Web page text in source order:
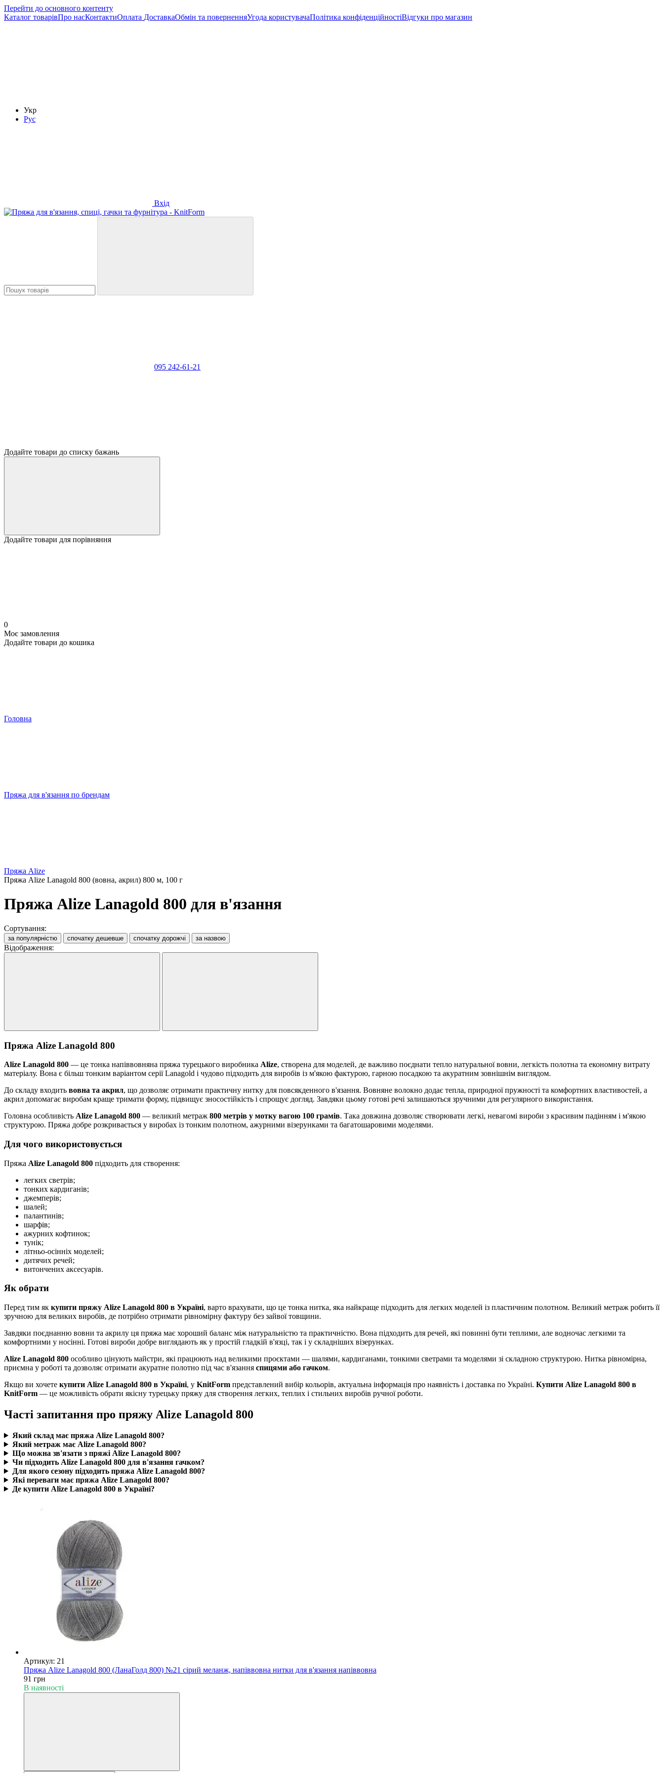
Перейти до основного контенту
Каталог товарівПро насКонтактиОплата ДоставкаОбмін та поверненняУгода користувачаПолітика конфіденційностіВідгуки про магазин
Укр
Рус
Вхід
095 242-61-21
Додайте товари до списку бажань
Додайте товари для порівняння
0
Моє замовлення
Додайте товари до кошика
Головна
Пряжа для в'язання по брендам
Пряжа Alize
Пряжа Alize Lanagold 800 (вовна, акрил) 800 м, 100 г
Пряжа Alize Lanagold 800 для в'язання
Сортування:
за популярністю спочатку дешевше спочатку дорожчі за назвою
Відображення:
Пряжа Alize Lanagold 800
Alize Lanagold 800 — це тонка напіввовняна пряжа турецького виробника Alize, створена для моделей, де важливо поєднати тепло натуральної вовни, легкість полотна та економну витрату
матеріалу. Вона є більш тонким варіантом серії Lanagold і чудово підходить для виробів із м'якою фактурою, гарною посадкою та акуратним зовнішнім виглядом.
До складу входить вовна та акрил, що дозволяє отримати практичну нитку для повсякденного в'язання. Вовняне волокно додає тепла, природної пружності та комфортних властивостей, а
акрил допомагає виробам краще тримати форму, підвищує зносостійкість і спрощує догляд. Завдяки цьому готові речі залишаються зручними для регулярного використання.
Головна особливість Alize Lanagold 800 — великий метраж 800 метрів у мотку вагою 100 грамів. Така довжина дозволяє створювати легкі, невагомі вироби з красивим падінням і м'якою
структурою. Пряжа добре розкривається у виробах із тонким полотном, ажурними візерунками та багатошаровими моделями.
Для чого використовується
Пряжа Alize Lanagold 800 підходить для створення:
легких светрів;
тонких кардиганів;
джемперів;
шалей;
палантинів;
шарфів;
ажурних кофтинок;
тунік;
літньо-осінніх моделей;
дитячих речей;
витончених аксесуарів.
Як обрати
Перед тим як купити пряжу Alize Lanagold 800 в Україні, варто врахувати, що це тонка нитка, яка найкраще підходить для легких моделей із пластичним полотном. Великий метраж робить її
зручною для великих виробів, де потрібно отримати рівномірну фактуру без зайвої товщини.
Завдяки поєднанню вовни та акрилу ця пряжа має хороший баланс між натуральністю та практичністю. Вона підходить для речей, які повинні бути теплими, але водночас легкими та
комфортними у носінні. Готові вироби добре виглядають як у простій гладкій в'язці, так і у складніших візерунках.
Alize Lanagold 800 особливо цінують майстри, які працюють над великими проєктами — шалями, кардиганами, тонкими светрами та моделями зі складною структурою. Нитка рівномірна,
приємна у роботі та дозволяє отримати акуратне полотно під час в'язання спицями або гачком.
Якщо ви хочете купити Alize Lanagold 800 в Україні, у KnitForm представлений вибір кольорів, актуальна інформація про наявність і доставка по Україні. Купити Alize Lanagold 800 в
KnitForm — це можливість обрати якісну турецьку пряжу для створення легких, теплих і стильних виробів ручної роботи.
Часті запитання про пряжу Alize Lanagold 800
Який склад має пряжа Alize Lanagold 800?
Який метраж має Alize Lanagold 800?
Що можна зв'язати з пряжі Alize Lanagold 800?
Чи підходить Alize Lanagold 800 для в'язання гачком?
Для якого сезону підходить пряжа Alize Lanagold 800?
Які переваги має пряжа Alize Lanagold 800?
Де купити Alize Lanagold 800 в Україні?
Артикул: 21
Пряжа Alize Lanagold 800 (ЛанаГолд 800) №21 сірий меланж, напіввовна нитки для в'язання напіввовна
91 грн
В наявності